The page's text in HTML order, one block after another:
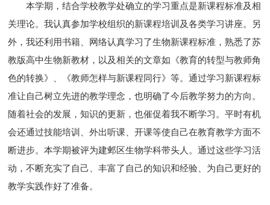
本学期，结合学校教学处确立的学习重点是新课程标准及相
关理论。我认真参加学校组织的新课程培训及各类学习讲座。另
外，我还利用书籍、网络认真学习了生物新课程标准，熟悉了苏
教版高中生物新教材，以及相关的文章如《教育的转型与教师角
色的转换》、《教师怎样与新课程同行》等。通过学习新课程标
准让自己树立先进的教学理念，也明确了今后教学努力的方向。
随着社会的发展，知识的更新，也催促着我不断学习。平时有机
会还通过技能培训、外出听课、开课等使自己在教育教学方面不
断进步。本学期被评为建邺区生物学科带头人。通过这些学习活
动，不断充实了自己、丰富了自己的知识和经验、为自己更好的
教学实践作好了准备。